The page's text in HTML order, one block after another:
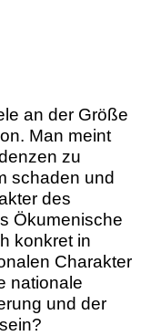
an der Größe
Man meint
zu
schaden und
des
Ökumenische
konkret in
Charakter
nationale
und der